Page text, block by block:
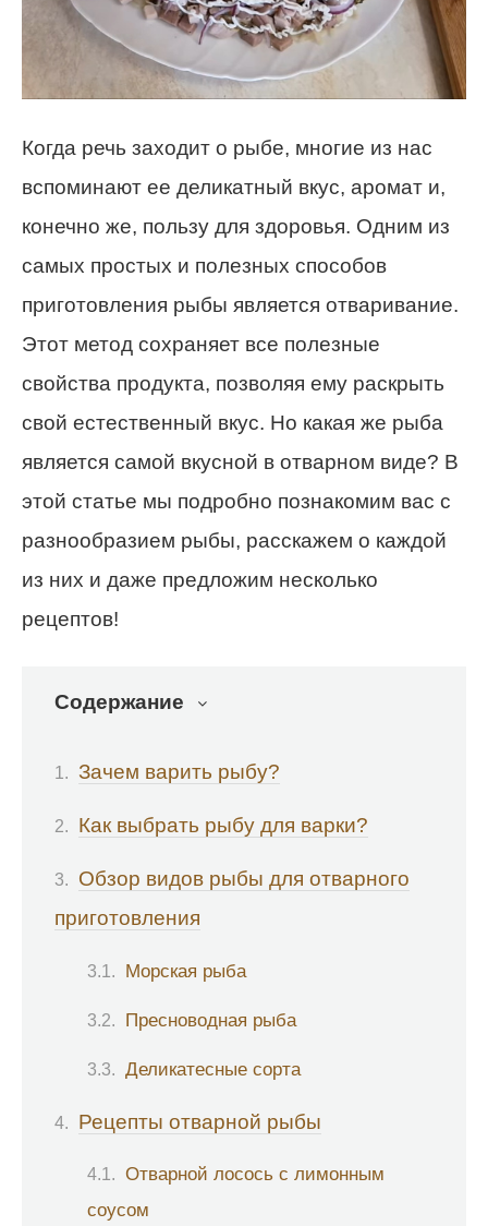
Когда речь заходит о рыбе, многие из нас
вспоминают ее деликатный вкус, аромат и,
конечно же, пользу для здоровья. Одним из
самых простых и полезных способов
приготовления рыбы является отваривание.
Этот метод сохраняет все полезные
свойства продукта, позволяя ему раскрыть
свой естественный вкус. Но какая же рыба
является самой вкусной в отварном виде? В
этой статье мы подробно познакомим вас с
разнообразием рыбы, расскажем о каждой
из них и даже предложим несколько
рецептов!
Содержание
Зачем варить рыбу?
Как выбрать рыбу для варки?
Обзор видов рыбы для отварного
приготовления
Морская рыба
Пресноводная рыба
Деликатесные сорта
Рецепты отварной рыбы
Отварной лосось с лимонным
соусом